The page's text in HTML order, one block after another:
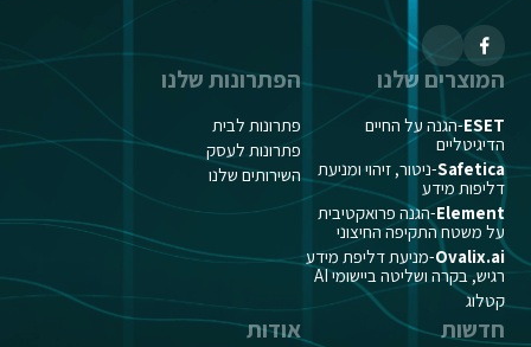
המוצרים שלנו
ESET-הגנה על החיים
הדיגיטליים
Safetica-ניטור, זיהוי ומניעת
דליפות מידע
Element-הגנה פרואקטיבית
על משטח התקיפה החיצוני
Ovalix.ai-מניעת דליפת מידע
רגיש, בקרה ושליטה ביישומי AI
קטלוג
הפתרונות שלנו
פתרונות לבית
פתרונות לעסק
השירותים שלנו
חדשות אודות